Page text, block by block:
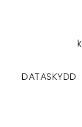
DATASKYDD